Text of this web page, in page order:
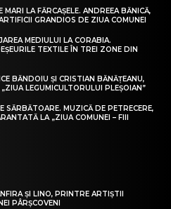
MARI LA FĂRCAȘELE. ANDREEA BĂNICĂ,
GRANDIOS DE ZIUA COMUNEI
MEDIULUI LA CORABIA.
TEXTILE ÎN TREI ZONE DIN
BĂNDOIU ȘI CRISTIAN BĂNĂȚEANU,
LEGUMICULTORULUI PLEȘOIAN”
SĂRBĂTOARE. MUZICĂ DE PETRECERE,
LA „ZIUA COMUNEI – FIII
ȘI LINO, PRINTRE ARTIȘTII
PÂRȘCOVENI